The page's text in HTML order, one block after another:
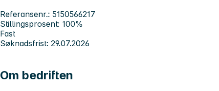
Referansenr.: 5150566217
Stillingsprosent: 100%
Fast
Søknadsfrist: 29.07.2026
Om bedriften